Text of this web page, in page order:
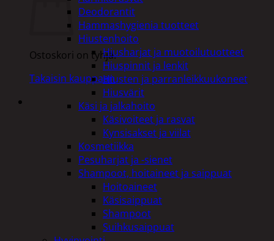
Ostoskori on tyhjä.
Takaisin kauppaan
Deodorantit
Hammashygienia tuotteet
Hiustenhoito
Hiusharjat ja muotoilutuotteet
Hiuspinnit ja lenkit
Hiusten ja parranleikkuukoneet
Hiusvärit
Käsi ja jalkahoito
Käsivoiteet ja rasvat
Kynsisakset ja viilat
Kosmetiikka
Pesuharjat ja -sienet
Shampoot, hoitaineet ja saippuat
Hoitoaineet
Käsisaippuat
Shampoot
Suihkusaippuat